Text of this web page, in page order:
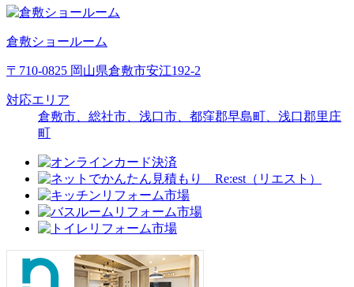
倉敷ショールーム
〒710-0825 岡山県倉敷市安江192-2
対応エリア
倉敷市、総社市、浅口市、都窪郡早島町、浅口郡里庄
町